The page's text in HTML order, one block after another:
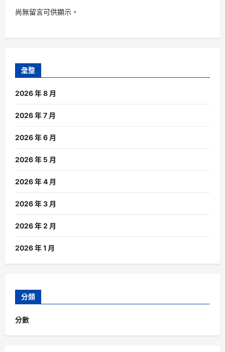
尚無留言可供顯示。
彙整
2026 年 8 月
2026 年 7 月
2026 年 6 月
2026 年 5 月
2026 年 4 月
2026 年 3 月
2026 年 2 月
2026 年 1 月
分類
分數